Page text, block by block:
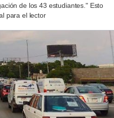
de los 43 estudiantes." Esto
para el lector